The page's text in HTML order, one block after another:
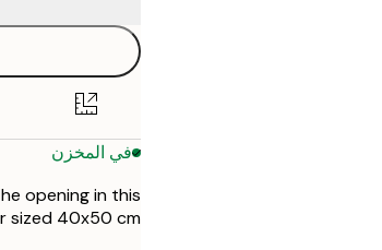
في المخزن
opening in this
sized 40x50 cm.